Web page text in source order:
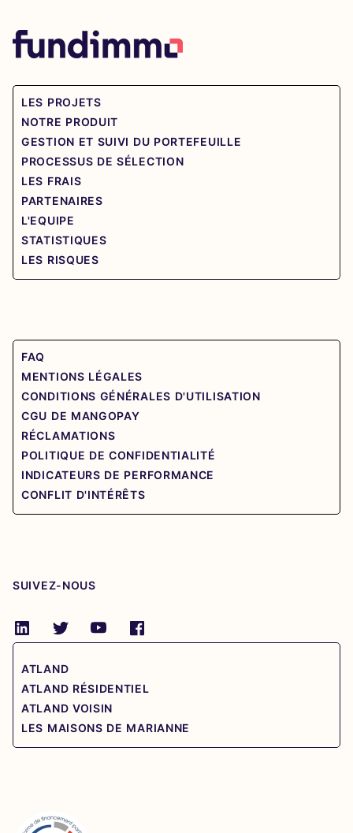
LES PROJETS
NOTRE PRODUIT
GESTION ET SUIVI DU PORTEFEUILLE
PROCESSUS DE SÉLECTION
LES FRAIS
PARTENAIRES
L'EQUIPE
STATISTIQUES
LES RISQUES
FAQ
MENTIONS LÉGALES
CONDITIONS GÉNÉRALES D'UTILISATION
CGU DE MANGOPAY
RÉCLAMATIONS
POLITIQUE DE CONFIDENTIALITÉ
INDICATEURS DE PERFORMANCE
CONFLIT D'INTÉRÊTS
SUIVEZ-NOUS
ATLAND
ATLAND RÉSIDENTIEL
ATLAND VOISIN
LES MAISONS DE MARIANNE